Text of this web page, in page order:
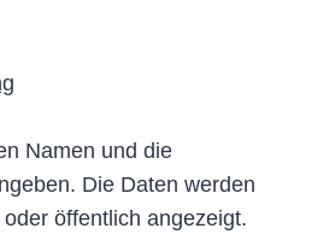
Namen und die
Die Daten werden
öffentlich angezeigt.